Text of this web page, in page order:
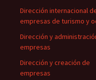
Dirección internacional
empresas de turismo y
Dirección y
empresas
Dirección y creación de
empresas